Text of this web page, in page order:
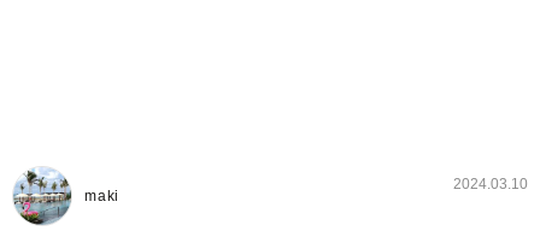
maki
2024.03.10